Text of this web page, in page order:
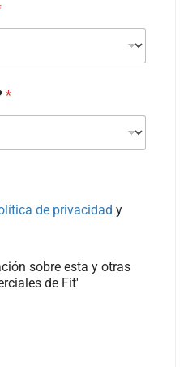
*
de privacidad y
sobre esta y otras
de Fit'